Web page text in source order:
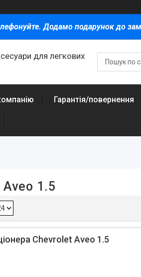
Додамо подарунок до
для легкових
Гарантія/повернення
1.5
Chevrolet Aveo 1.5